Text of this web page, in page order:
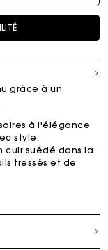
grâce à un
à l'élégance
style.
cuir suédé dans la
tressés et de